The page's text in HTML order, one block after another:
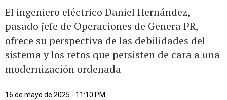
El ingeniero eléctrico Daniel Hernández,
pasado jefe de Operaciones de Genera PR,
ofrece su perspectiva de las debilidades del
sistema y los retos que persisten de cara a una
modernización ordenada
16 de mayo de 2025 - 11:10 PM